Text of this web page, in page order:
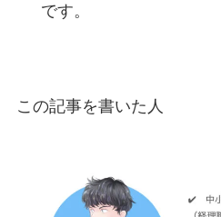
です。
この記事を書いた人